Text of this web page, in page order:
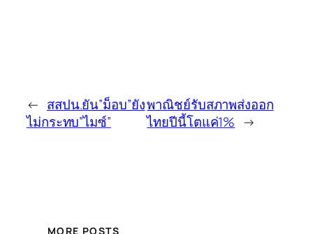
← สสปน.ยัน”ม็อบ”ยัง
ไม่กระทบ”ไมซ์”
พาณิชย์รับสภาพส่งออก
ไทยปีนี้โตแค่1% →
MORE POSTS